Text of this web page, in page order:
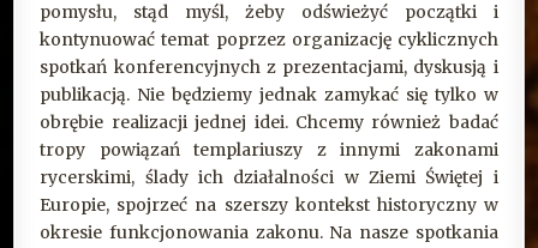
pomysłu, stąd myśl, żeby odświeżyć początki i
kontynuować temat poprzez organizację cyklicznych
spotkań konferencyjnych z prezentacjami, dyskusją i
publikacją. Nie będziemy jednak zamykać się tylko w
obrębie realizacji jednej idei. Chcemy również badać
tropy powiązań templariuszy z innymi zakonami
rycerskimi, ślady ich działalności w Ziemi Świętej i
Europie, spojrzeć na szerszy kontekst historyczny w
okresie funkcjonowania zakonu. Na nasze spotkania